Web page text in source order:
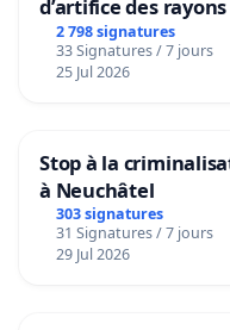
d’artifice des rayons
2 798 signatures
33 Signatures / 7 jours
25 Jul 2026
Stop à la
à Neuchâtel
303 signatures
31 Signatures / 7 jours
29 Jul 2026